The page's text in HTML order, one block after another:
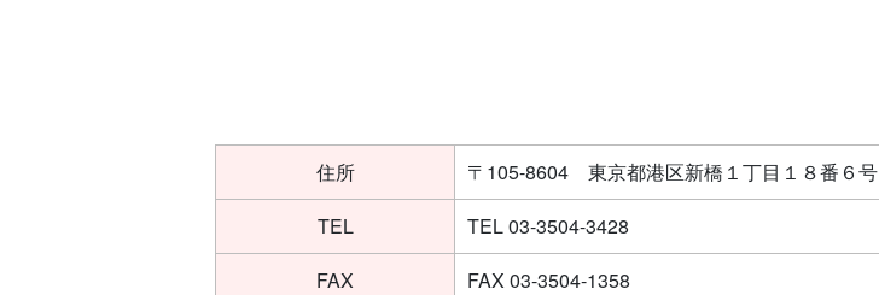
住所
〒105-8604 東京都港区新橋１丁目１８番６号
TEL
TEL 03-3504-3428
FAX
FAX 03-3504-1358